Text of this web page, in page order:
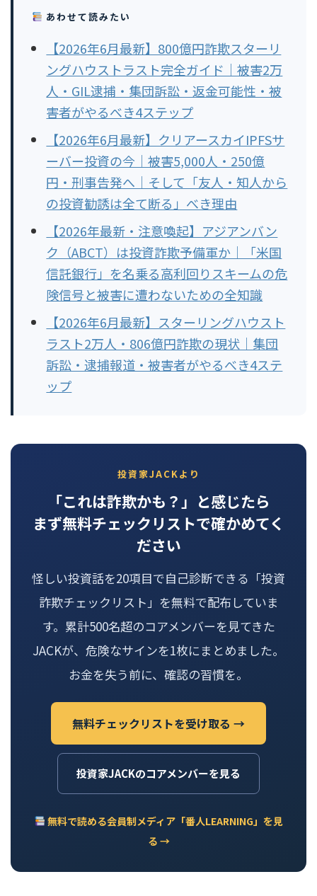
あわせて読みたい
【2026年6月最新】800億円詐欺スターリ
ングハウストラスト完全ガイド｜被害2万
人・GIL逮捕・集団訴訟・返金可能性・被
害者がやるべき4ステップ
【2026年6月最新】クリアースカイIPFSサ
ーバー投資の今｜被害5,000人・250億
円・刑事告発へ｜そして「友人・知人から
の投資勧誘は全て断る」べき理由
【2026年最新・注意喚起】アジアンバン
ク（ABCT）は投資詐欺予備軍か｜「米国
信託銀行」を名乗る高利回りスキームの危
険信号と被害に遭わないための全知識
【2026年6月最新】スターリングハウスト
ラスト2万人・806億円詐欺の現状｜集団
訴訟・逮捕報道・被害者がやるべき4ステ
ップ
投資家JACKより
「これは詐欺かも？」と感じたら
まず無料チェックリストで確かめてく
ださい
怪しい投資話を20項目で自己診断できる「投資
詐欺チェックリスト」を無料で配布していま
す。累計500名超のコアメンバーを見てきた
JACKが、危険なサインを1枚にまとめました。
お金を失う前に、確認の習慣を。
無料チェックリストを受け取る →
投資家JACKのコアメンバーを見る
無料で読める会員制メディア「番人LEARNING」を見
る →